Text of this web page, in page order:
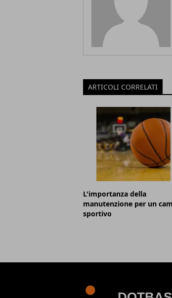
ARTICOLI CORRELATI
L'importanza della
manutenzione per un
sportivo